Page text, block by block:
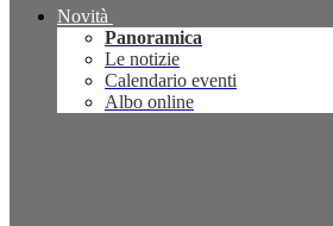
Novità
Panoramica
Le notizie
Calendario eventi
Albo online